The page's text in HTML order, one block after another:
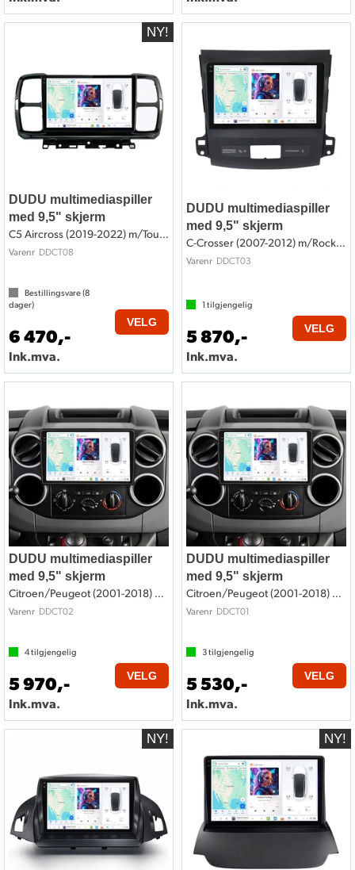
DUDU multimediaspiller
med 9,5" skjerm
C5 Aircross (2019-2022) m/Touchskjerm
Varenr DDCT08
Bestillingsvare (8
dager)
6 470,-
Ink.mva.
VELG
DUDU multimediaspiller
med 9,5" skjerm
C-Crosser (2007-2012) m/Rockford System
Varenr DDCT03
1 tilgjengelig
5 870,-
Ink.mva.
VELG
DUDU multimediaspiller
med 9,5" skjerm
Citroen/Peugeot (2001-2018) m/Ryggesens.
Varenr DDCT02
4tilgjengelig
5 970,-
Ink.mva.
VELG
DUDU multimediaspiller
med 9,5" skjerm
Citroen/Peugeot (2001-2018) u/Ryggesens.
Varenr DDCT01
3tilgjengelig
5 530,-
Ink.mva.
VELG